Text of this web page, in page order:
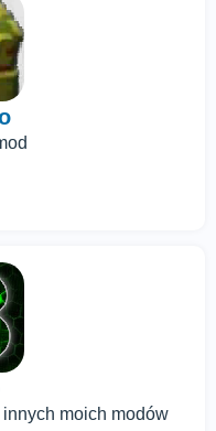
moich modów